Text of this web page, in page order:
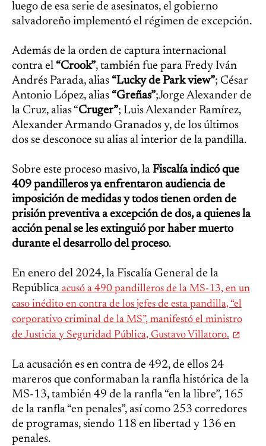
luego de esa serie de asesinatos, el gobierno
salvadoreño implementó el régimen de excepción.
Además de la orden de captura internacional
contra el “Crook”, también fue para Fredy Iván
Andrés Parada, alias “Lucky de Park view”; César
Antonio López, alias “Greñas”;Jorge Alexander de
la Cruz, alias “Cruger”; Luis Alexander Ramírez,
Alexander Armando Granados y, de los últimos
dos se desconoce su alias al interior de la pandilla.
Sobre este proceso masivo, la Fiscalía indicó que
409 pandilleros ya enfrentaron audiencia de
imposición de medidas y todos tienen orden de
prisión preventiva a excepción de dos, a quienes la
acción penal se les extinguió por haber muerto
durante el desarrollo del proceso.
En enero del 2024, la Fiscalía General de la
República acusó a 490 pandilleros de la MS-13, en un
caso inédito en contra de los jefes de esta pandilla, “el
corporativo criminal de la MS”, manifestó el ministro
de Justicia y Seguridad Pública, Gustavo Villatoro.
La acusación es en contra de 492, de ellos 24
mareros que conformaban la ranfla histórica de la
MS-13, también 49 de la ranfla “en la libre”, 165
de la ranfla “en penales”, así como 253 corredores
de programas, siendo 118 en libertad y 136 en
penales.